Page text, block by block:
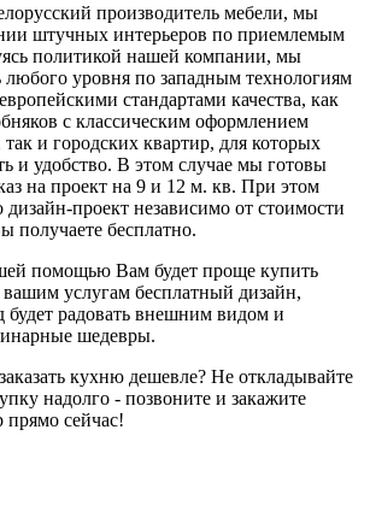
производитель мебели, мы
штучных интерьеров по приемлемым
политикой нашей компании, мы
любого уровня по западным технологиям
стандартами качества, как
с классическим оформлением
так и городских квартир, для которых
и удобство. В этом случае мы готовы
на проект на 9 и 12 м. кв. При этом
дизайн-проект независимо от стоимости
получаете бесплатно.
помощью Вам будет проще купить
услугам бесплатный дизайн,
будет радовать внешним видом и
шедевры.
кухню дешевле? Не откладывайте
надолго - позвоните и закажите
сейчас!